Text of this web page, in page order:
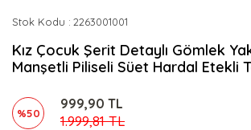
Stok Kodu 2263001001
Kız Çocuk Şerit Detaylı Gömlek
Manşetli Piliseli Süet Hardal Etekli
%50
999,90 TL
1.999,81 TL